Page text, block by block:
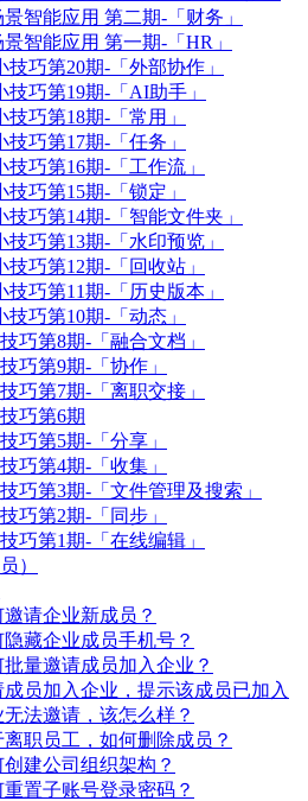
景智能应用 第二期-「财务」
智能应用 第一期-「HR」
技巧第20期-「外部协作」
技巧第19期-「AI助手」
技巧第18期-「常用」
技巧第17期-「任务」
技巧第16期-「工作流」
技巧第15期-「锁定」
技巧第14期-「智能文件夹」
技巧第13期-「水印预览」
技巧第12期-「回收站」
技巧第11期-「历史版本」
技巧第10期-「动态」
巧第8期-「融合文档」
巧第9期-「协作」
巧第7期-「离职交接」
巧第6期
巧第5期-「分享」
巧第4期-「收集」
巧第3期-「文件管理及搜索」
巧第2期-「同步」
巧第1期-「在线编辑」
）
邀请企业新成员？
隐藏企业成员手机号？
批量邀请成员加入企业？
成员加入企业，提示该成员已加入
法邀请，该怎么样？
离职员工，如何删除成员？
创建公司组织架构？
重置子账号登录密码？